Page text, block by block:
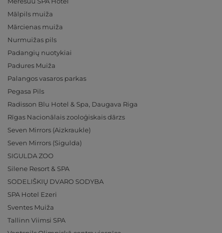
Mālpils muiža
Mārcienas muiža
Nurmuižas pils
Padangių nuotykiai
Padures Muiža
Palangos vasaros parkas
Pegasa Pils
Radisson Blu Hotel & Spa, Daugava Riga
Rīgas Nacionālais zooloģiskais dārzs
Seven Mirrors (Aizkraukle)
Seven Mirrors (Sigulda)
SIGULDA ZOO
Silene Resort & SPA
SODELIŠKIŲ DVARO SODYBA
SPA Hotel Ezeri
Sventes Muiža
Tallinn Viimsi SPA